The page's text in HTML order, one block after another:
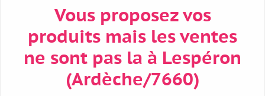
Vous proposez vos
produits mais les ventes
ne sont pas la à Lespéron
(Ardèche/7660)